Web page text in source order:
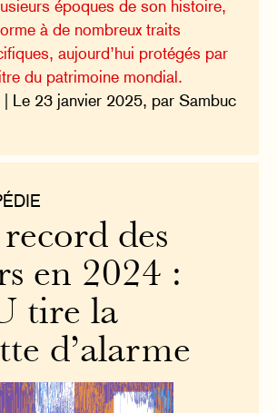
époques de son histoire,
à de nombreux traits
aujourd’hui protégés par
du patrimoine mondial.
| Le 23 janvier 2025, par Sambuc
des
en 2024 :
tire la
d’alarme